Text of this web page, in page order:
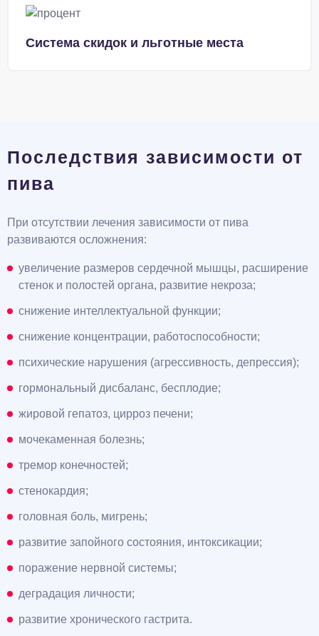
Система скидок и льготные места
Последствия зависимости от
пива
При отсутствии лечения зависимости от пива
развиваются осложнения:
увеличение размеров сердечной мышцы, расширение
стенок и полостей органа, развитие некроза;
снижение интеллектуальной функции;
снижение концентрации, работоспособности;
психические нарушения (агрессивность, депрессия);
гормональный дисбаланс, бесплодие;
жировой гепатоз, цирроз печени;
мочекаменная болезнь;
тремор конечностей;
стенокардия;
головная боль, мигрень;
развитие запойного состояния, интоксикации;
поражение нервной системы;
деградация личности;
развитие хронического гастрита.